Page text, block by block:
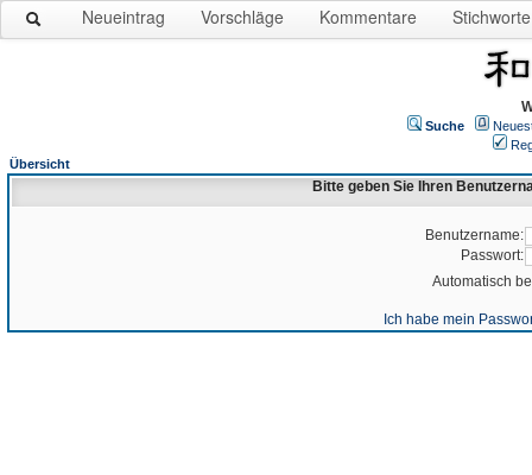
Neueintrag Vorschläge Kommentare Stichworte
Suche
Übersicht
Bitte geben Sie Ihren
Benutzername:
Passwort:
Automatisch
Ich habe mein